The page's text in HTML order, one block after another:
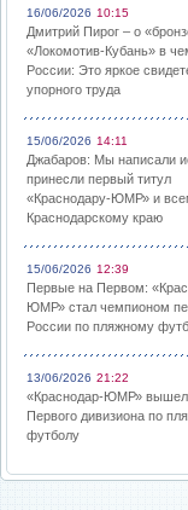
16/06/2026 10:15
Дмитрий Пирог – о
«Локомотив-Кубань» в
России: Это яркое
упорного труда
15/06/2026 14:11
Джабаров: Мы написали
принесли первый титул
«Краснодару-ЮМР» и
Краснодарскому краю
15/06/2026 12:39
Первые на Первом:
ЮМР» стал чемпионом
России по пляжному
13/06/2026 21:22
«Краснодар-ЮМР»
Первого дивизиона по
футболу